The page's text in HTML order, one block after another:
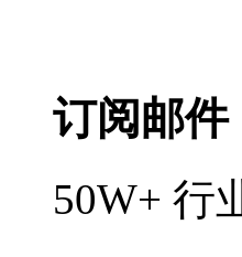
订阅邮件
50W+ 行